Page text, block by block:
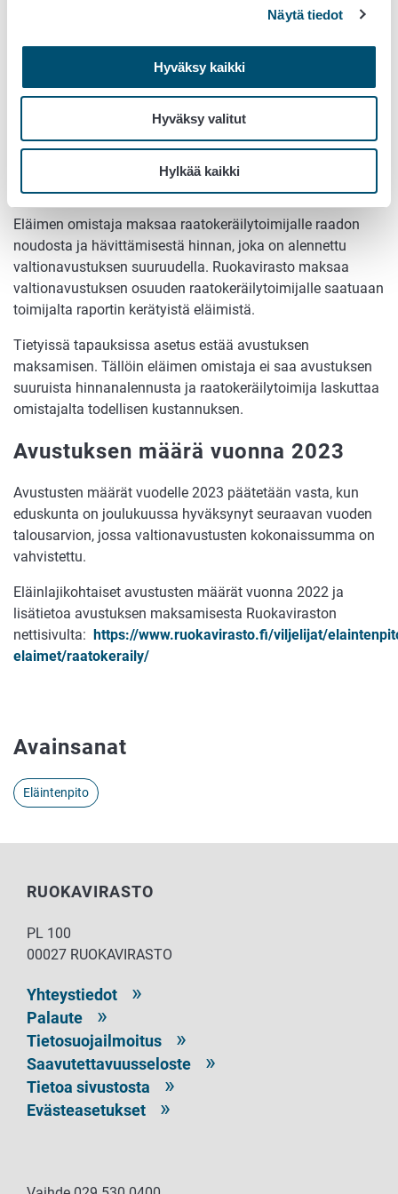
Näytä tiedot
Hyväksy kaikki
Hyväksy valitut
Hylkää kaikki
toteuttaa aiemmin mainitut perusvaatimukset.
mikäli arvioi näiden tietojen perusteella hakijan täyttävän
sille asetetut vaatimukset. Avustus myönnetään vuosittain.
Avustuksen maksaminen
Ruokavirasto päättää vuosittain eläimen omistajalle
hyvitettävän eläinlajikohtaisen avustuksen määrän.
Eläimen omistaja maksaa raatokeräilytoimijalle raadon
noudosta ja hävittämisestä hinnan, joka on alennettu
valtionavustuksen suuruudella. Ruokavirasto maksaa
valtionavustuksen osuuden raatokeräilytoimijalle saatuaan
toimijalta raportin kerätyistä eläimistä.
Tietyissä tapauksissa asetus estää avustuksen
maksamisen. Tällöin eläimen omistaja ei saa avustuksen
suuruista hinnanalennusta ja raatokeräilytoimija laskuttaa
omistajalta todellisen kustannuksen.
Avustuksen määrä vuonna 2023
Avustusten määrät vuodelle 2023 päätetään vasta, kun
eduskunta on joulukuussa hyväksynyt seuraavan vuoden
talousarvion, jossa valtionavustusten kokonaissumma on
vahvistettu.
Eläinlajikohtaiset avustusten määrät vuonna 2022 ja
lisätietoa avustuksen maksamisesta Ruokaviraston
nettisivulta: https://www.ruokavirasto.fi/viljelijat/
elaimet/raatokeraily/
Avainsanat
Eläintenpito
RUOKAVIRASTO
PL 100
00027 RUOKAVIRASTO
Yhteystiedot
Palaute
Tietosuojailmoitus
Saavutettavuusseloste
Tietoa sivustosta
Evästeasetukset